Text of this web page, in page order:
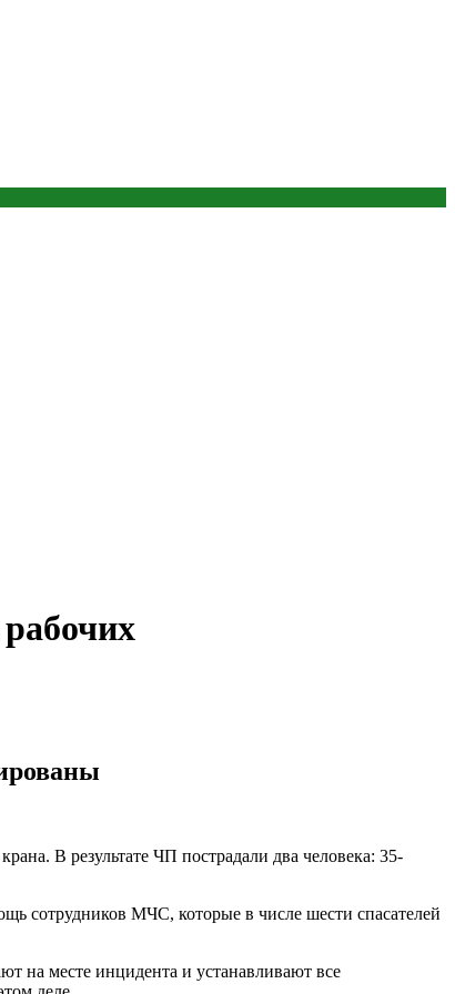
В результате ЧП пострадали два человека: 35-
сотрудников МЧС, которые в числе шести спасателей
на месте инцидента и устанавливают все